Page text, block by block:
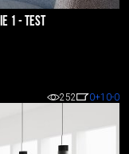
1 - TEST
252 0+10-0